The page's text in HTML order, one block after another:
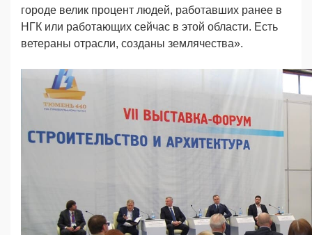
городе велик процент людей, работавших ранее в
НГК или работающих сейчас в этой области. Есть
ветераны отрасли, созданы землячества».